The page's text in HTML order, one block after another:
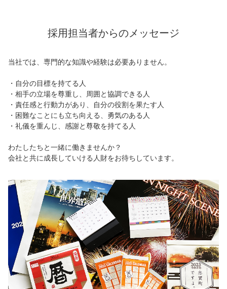
採用担当者からのメッセージ
当社では、専門的な知識や経験は必要ありません。
・自分の目標を持てる人
・相手の立場を尊重し、周囲と協調できる人
・責任感と行動力があり、自分の役割を果たす人
・困難なことにも立ち向える、勇気のある人
・礼儀を重んじ、感謝と尊敬を持てる人
わたしたちと一緒に働きませんか？
会社と共に成長していける人財をお待ちしています。